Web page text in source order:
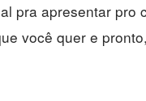
pra apresentar pro
você quer e